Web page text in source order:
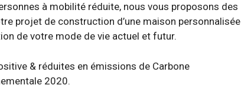
à mobilité réduite, nous vous proposons des
projet de construction d’une maison personnalisée
de votre mode de vie actuel et futur.
& réduites en émissions de Carbone
2020.